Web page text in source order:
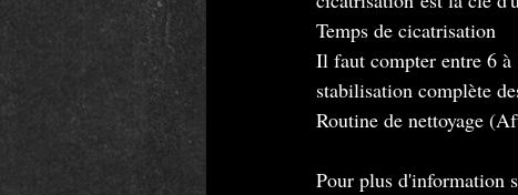
Temps de cicatrisation
Il faut compter entre 6 à
stabilisation complète
Routine de nettoyage
Pour plus d'information